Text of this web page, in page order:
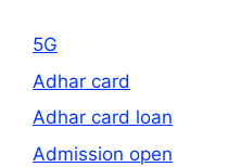
5G
Adhar card
Adhar card loan
Admission open